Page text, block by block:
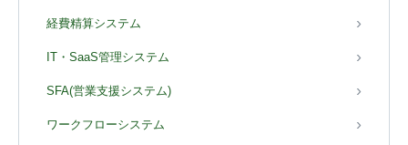
経費精算システム
IT・SaaS管理システム
SFA(営業支援システム)
ワークフローシステム